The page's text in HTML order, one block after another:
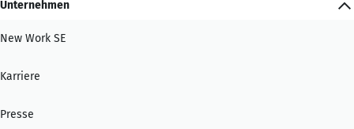
Unternehmen
New Work SE
Karriere
Presse